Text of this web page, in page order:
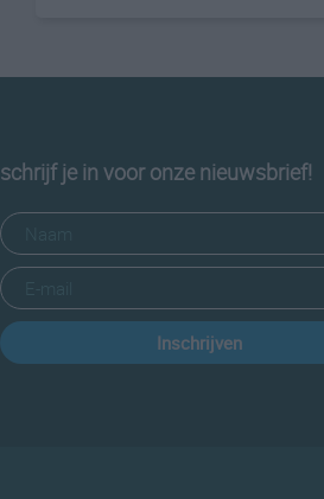
schrijf je in voor onze nieuwsbrief!
Inschrijven